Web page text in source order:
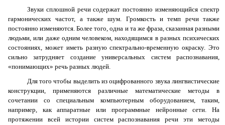
Звуки сплошной речи содержат постоянно изменяющийся спектр
гармонических частот, а также шум. Громкость и темп речи также
постоянно изменяются. Более того, одна и та же фраза, сказанная разными
людьми, или даже одним человеком, находящимся в разных психических
состояниях, может иметь разную спектрально-временную окраску. Это
сильно затрудняет создание универсальных систем распознавания,
«понимающих» речь разных людей.
Для того чтобы выделить из оцифрованного звука лингвистические
конструкции, применяются различные математические методы в
сочетании со специальным компьютерным оборудованием, таким,
например, как аппаратные или программные нейронные сети. На
протяжении всей истории систем распознавания речи эти методы